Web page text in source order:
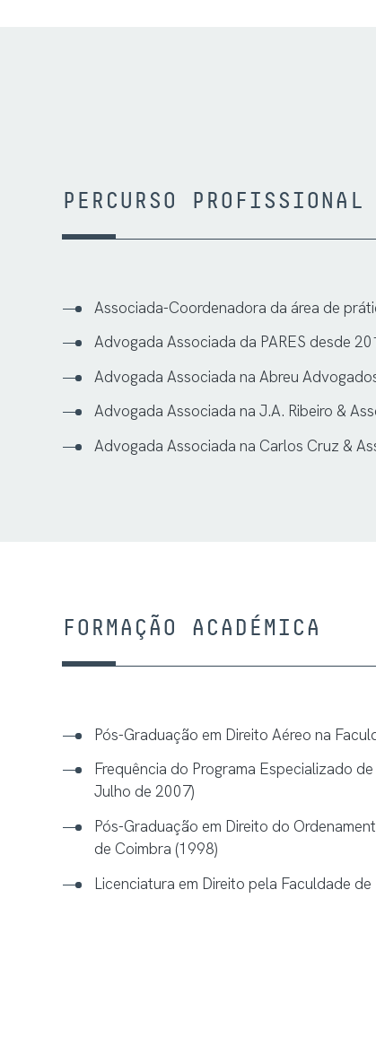
PERCURSO PROFISSIONAL
Associada-Coordenadora da área de
Advogada Associada da PARES desde
Advogada Associada na Abreu
Advogada Associada na J.A. Ribeiro &
Advogada Associada na Carlos Cruz &
FORMAÇÃO ACADÉMICA
Pós-Graduação em Direito Aéreo na
Frequência do Programa Especializado
Julho de 2007)
Pós-Graduação em Direito do
de Coimbra (1998)
Licenciatura em Direito pela Faculdade